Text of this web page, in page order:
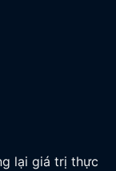
lại giá trị thực